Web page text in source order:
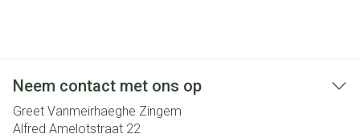
Neem contact met ons op
Greet Vanmeirhaeghe Zingem
Alfred Amelotstraat 22